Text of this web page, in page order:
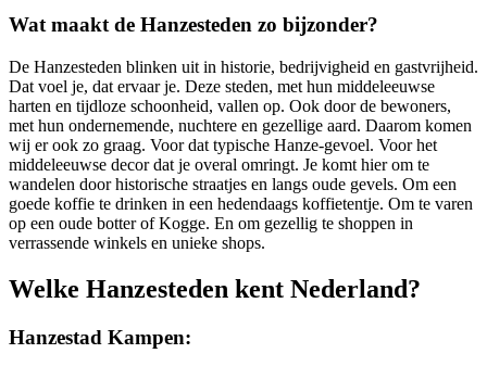
Wat maakt de Hanzesteden zo bijzonder?
De Hanzesteden blinken uit in historie, bedrijvigheid en gastvrijheid.
Dat voel je, dat ervaar je. Deze steden, met hun middeleeuwse
harten en tijdloze schoonheid, vallen op. Ook door de bewoners,
met hun ondernemende, nuchtere en gezellige aard. Daarom komen
wij er ook zo graag. Voor dat typische Hanze-gevoel. Voor het
middeleeuwse decor dat je overal omringt. Je komt hier om te
wandelen door historische straatjes en langs oude gevels. Om een
goede koffie te drinken in een hedendaags koffietentje. Om te varen
op een oude botter of Kogge. En om gezellig te shoppen in
verrassende winkels en unieke shops.
Welke Hanzesteden kent Nederland?
Hanzestad Kampen: